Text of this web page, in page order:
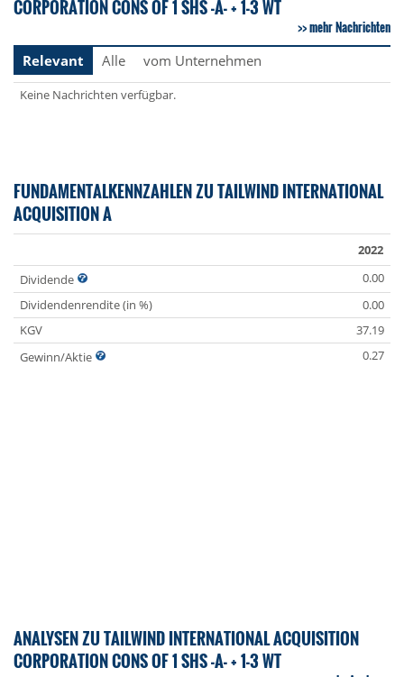
CORPORATION CONS OF 1 SHS -A- + 1-3 WT
mehr Nachrichten
Relevant
Alle vom Unternehmen
Keine Nachrichten verfügbar.
FUNDAMENTALKENNZAHLEN ZU TAILWIND INTERNATIONAL
ACQUISITION A
2022
Dividende
0.00
Dividendenrendite (in %)
0.00
KGV
37.19
Gewinn/Aktie
0.27
ANALYSEN ZU TAILWIND INTERNATIONAL ACQUISITION
CORPORATION CONS OF 1 SHS -A- + 1-3 WT